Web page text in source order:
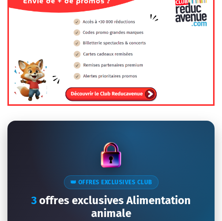
👑 OFFRES EXCLUSIVES CLUB
3offres exclusives Alimentation
animale